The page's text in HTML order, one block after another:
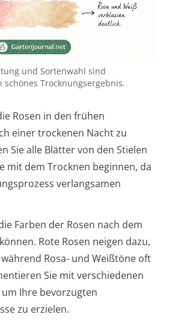
und Sortenwahl sind
Trocknungsergebnis.
Rosen in den frühen
einer trockenen Nacht zu
Sie alle Blätter von den Stielen
mit dem Trocknen beginnen, da
verlangsamen
Farben der Rosen nach dem
Rote Rosen neigen dazu,
Rosa- und Weißtöne oft
Sie mit verschiedenen
Ihre bevorzugten
zu erzielen.